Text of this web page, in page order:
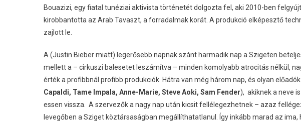
Bouazizi, egy fiatal tunéziai aktivista történetét dolgozta fel, aki 2010-ben
kirobbantotta az Arab Tavaszt, a forradalmak korát. A produkció elképesztő
zajlott le.
A (Justin Bieber miatt) legerősebb napnak szánt harmadik nap a Szigeten
mellett a – cirkuszi balesetet leszámítva – minden komolyabb atrocitás nélkül,
érték a profibbnál profibb produkciók. Hátra van még három nap, és olyan előadók
Capaldi, Tame Impala, Anne-Marie, Steve Aoki, Sam Fender), akiknek a neve
essen vissza. A szervezők a nagy nap után kicsit fellélegezhetnek – azaz
levegőben a Sziget köztársaságban megállíthatatlanul. Így inkább marad az